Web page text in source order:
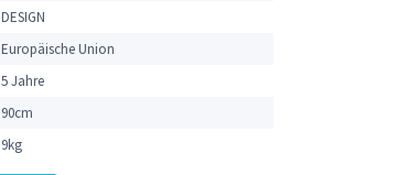
DESIGN
Europäische Union
5 Jahre
90cm
9kg